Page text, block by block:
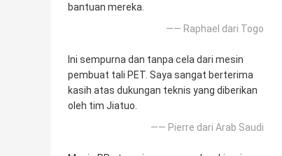
bantuan mereka.
—— Raphael dari Togo
Ini sempurna dan tanpa cela dari mesin
pembuat tali PET. Saya sangat berterima
kasih atas dukungan teknis yang diberikan
oleh tim Jiatuo.
—— Pierre dari Arab Saudi